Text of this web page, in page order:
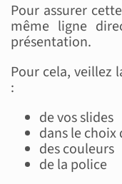
Pour assurer
même ligne
présentation.
Pour cela, veillez
:
de vos slides
dans le choix
des couleurs
de la police